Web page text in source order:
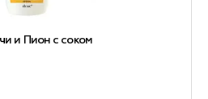
и Пион с соком